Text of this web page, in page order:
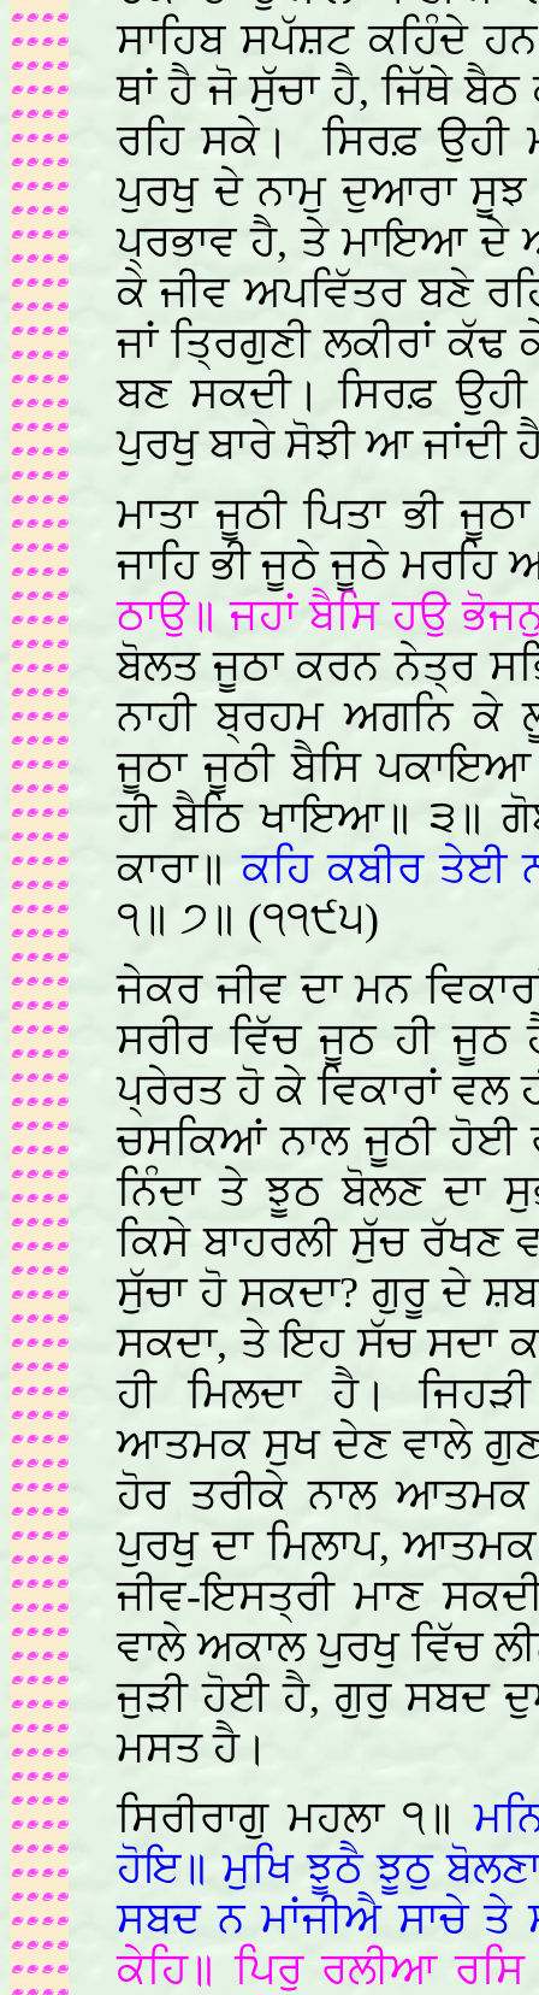
ਸਾਹਿਬ ਸਪੱਸ਼ਟ ਕਹਿੰਦੇ
ਥਾਂ ਹੈ ਜੋ ਸੁੱਚਾ ਹੈ, ਜਿੱਥੇ ਬੈਠ
ਰਹਿ ਸਕੇ।
ਸਿਰਫ਼ ਉਹੀ
ਪੁਰਖੁ ਦੇ ਨਾਮੁ ਦੁਆਰਾ
ਪ੍ਰਭਾਵ ਹੈ, ਤੇ ਮਾਇਆ ਦੇ
ਕੇ ਜੀਵ ਅਪਵਿੱਤਰ ਬਣੇ
ਜਾਂ ਤ੍ਰਿਗੁਣੀ ਲਕੀਰਾਂ
ਬਣ ਸਕਦੀ। ਸਿਰਫ਼
ਪੁਰਖੁ ਬਾਰੇ ਸੋਝੀ ਆ ਜਾਂਦੀ
ਮਾਤਾ ਜੂਠੀ ਪਿਤਾ ਭੀ
ਜਾਹਿ ਭੀ ਜੂਠੇ ਜੂਠੇ ਮਰਹਿ
ਠਾਉ॥ ਜਹਾਂ ਬੈਸਿ ਹਉ
ਬੋਲਤ ਜੂਠਾ ਕਰਨ ਨੇਤ੍ਰ
ਨਾਹੀ ਬ੍ਰਹਮ ਅਗਨਿ ਕੇ
ਜੂਠਾ ਜੂਠੀ ਬੈਸਿ
ਹੀ ਬੈਠਿ ਖਾਇਆ॥ ੩॥
ਕਾਰਾ॥ਕਹਿ ਕਬੀਰ ਤੇਈ
੧॥ ੭॥ (੧੧੯੫)
ਜੇਕਰ ਜੀਵ ਦਾ ਮਨ
ਸਰੀਰ ਵਿੱਚ ਜੂਠ ਹੀ
ਪ੍ਰੇਰਤ ਹੋ ਕੇ ਵਿਕਾਰਾਂ ਵਲ
ਚਸਕਿਆਂ ਨਾਲ ਜੂਠੀ ਹੋਈ
ਨਿੰਦਾ ਤੇ ਝੂਠ ਬੋਲਣ ਦਾ
ਕਿਸੇ ਬਾਹਰਲੀ ਸੁੱਚ ਰੱਖਣ
ਸੁੱਚਾ ਹੋ ਸਕਦਾ? ਗੁਰੂ ਦੇ
ਸਕਦਾ, ਤੇ ਇਹ ਸੱਚ ਸਦਾ
ਹੀ ਮਿਲਦਾ ਹੈ।
ਆਤਮਕ ਸੁਖ ਦੇਣ ਵਾਲੇ
ਹੋਰ ਤਰੀਕੇ ਨਾਲ
ਪੁਰਖੁ ਦਾ ਮਿਲਾਪ,
ਜੀਵ-ਇਸਤ੍ਰੀ ਮਾਣ
ਵਾਲੇ ਅਕਾਲ ਪੁਰਖੁ ਵਿੱਚ
ਜੁੜੀ ਹੋਈ ਹੈ, ਗੁਰੁ ਸਬਦ
ਮਸਤ ਹੈ।
ਸਿਰੀਰਾਗੁ ਮਹਲਾ ੧॥
ਹੋਇ॥ ਮੁਖਿ ਝੂਠੈ ਝੂਠੁ
ਸਬਦ ਨ ਮਾਂਜੀਐ ਸਾਚੇ
ਕੇਹਿ॥ ਪਿਰੁ ਰਲੀਆ ਰਸਿ